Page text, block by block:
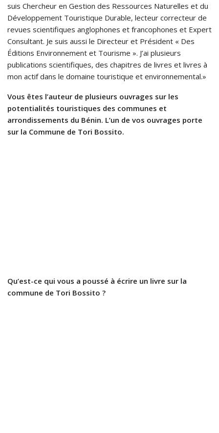
suis Chercheur en Gestion des Ressources Naturelles et du
Développement Touristique Durable, lecteur correcteur de
revues scientifiques anglophones et francophones et Expert
Consultant. Je suis aussi le Directeur et Président « Des
Éditions Environnement et Tourisme ». J’ai plusieurs
publications scientifiques, des chapitres de livres et livres à
mon actif dans le domaine touristique et environnemental.»
Vous êtes l’auteur de plusieurs ouvrages sur les
potentialités touristiques des communes et
arrondissements du Bénin. L’un de vos ouvrages porte
sur la Commune de Tori Bossito.
Qu’est-ce qui vous a poussé à écrire un livre sur la
commune de Tori Bossito ?